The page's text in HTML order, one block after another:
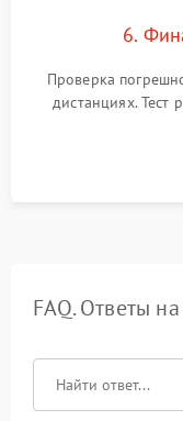
6.
Проверка
дистанциях. Тест
термограмм в
автономности
FAQ. Ответы